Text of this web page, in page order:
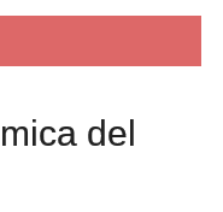
del